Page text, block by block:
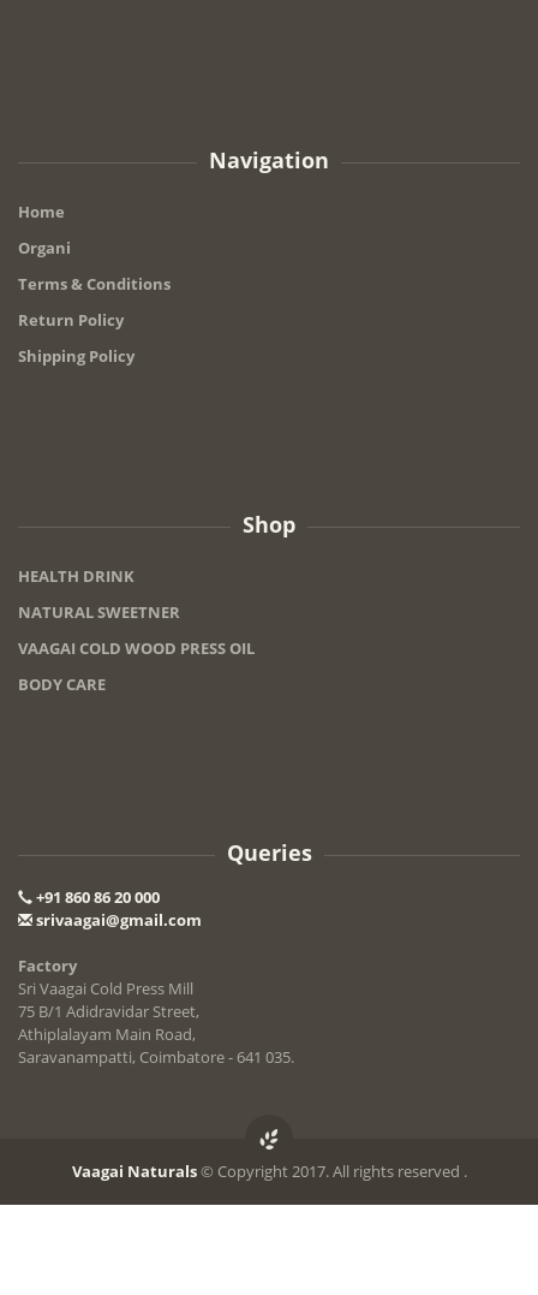
Navigation
Home
Organi
Terms & Conditions
Return Policy
Shipping Policy
Shop
HEALTH DRINK
NATURAL SWEETNER
VAAGAI COLD WOOD PRESS OIL
BODY CARE
Queries
+91 860 86 20 000
srivaagai@gmail.com
Factory
Sri Vaagai Cold Press Mill
75 B/1 Adidravidar Street,
Athiplalayam Main Road,
Saravanampatti, Coimbatore - 641 035.
Vaagai Naturals© Copyright 2017. All rights reserved .